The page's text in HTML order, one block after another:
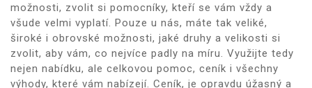
možnosti, zvolit si pomocníky, kteří se vám vždy a
všude velmi vyplatí. Pouze u nás, máte tak veliké,
široké i obrovské možnosti, jaké druhy a velikosti si
zvolit, aby vám, co nejvíce padly na míru. Využijte tedy
nejen nabídku, ale celkovou pomoc, ceník i všechny
výhody, které vám nabízejí. Ceník, je opravdu úžasný a